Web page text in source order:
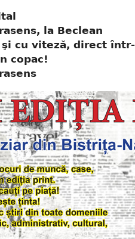
la Beclean
cu viteză, direct
copac!